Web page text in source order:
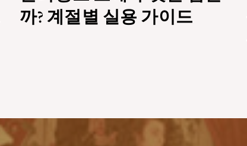
까? 계절별 실용 가이드